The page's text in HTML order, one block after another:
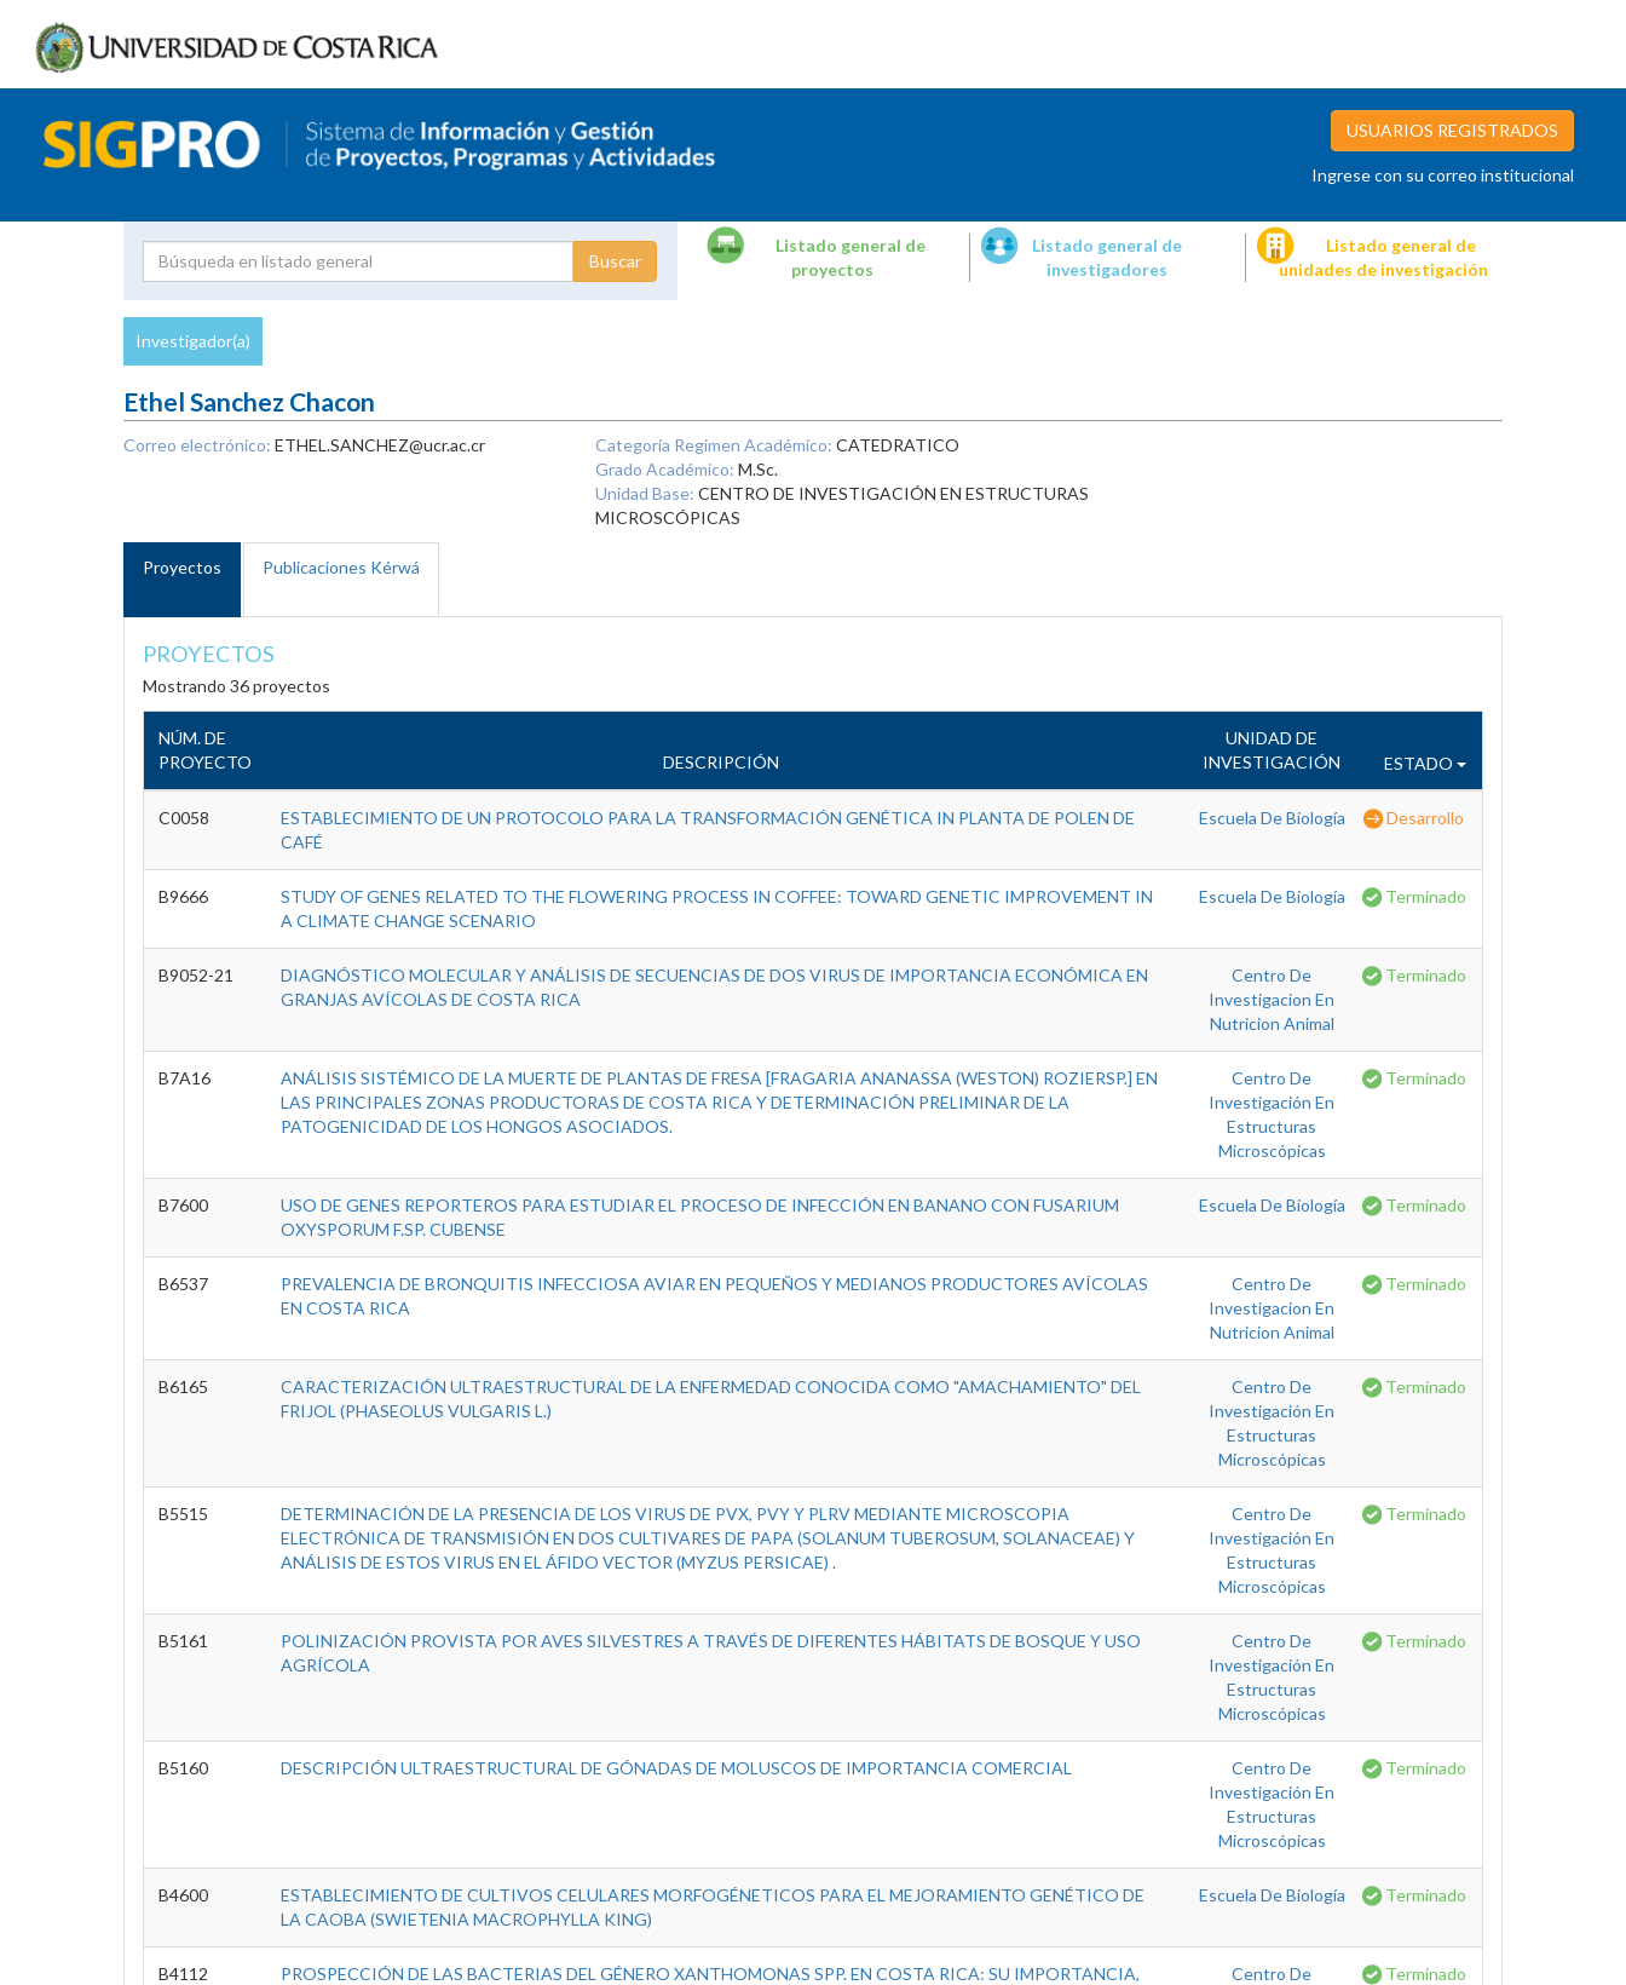
USUARIOS REGISTRADOS
Ingrese con su correo institucional
Proyecto
Listado general de
proyectos
Listado general de
investigadores
Listado general de
unidades de investigación
Investigador(a)
Ethel Sanchez Chacon
Correo electrónico: ETHEL.SANCHEZ@ucr.ac.cr Categoría Regimen Académico: CATEDRATICO
Grado Académico: M.Sc.
Unidad Base: CENTRO DE INVESTIGACIÓN EN ESTRUCTURAS
MICROSCÓPICAS
Proyectos Publicaciones Kérwá
PROYECTOS
Mostrando 36 proyectos
NÚM. DE
PROYECTO
DESCRIPCIÓN
UNIDAD DE
INVESTIGACIÓN
ESTADO
C0058
ESTABLECIMIENTO DE UN PROTOCOLO PARA LA TRANSFORMACIÓN GENÉTICA IN PLANTA DE POLEN DE
CAFÉ
Escuela De Biología Desarrollo
B9666
STUDY OF GENES RELATED TO THE FLOWERING PROCESS IN COFFEE: TOWARD GENETIC IMPROVEMENT IN
A CLIMATE CHANGE SCENARIO
Escuela De Biología Terminado
B9052-21
DIAGNÓSTICO MOLECULAR Y ANÁLISIS DE SECUENCIAS DE DOS VIRUS DE IMPORTANCIA ECONÓMICA EN
GRANJAS AVÍCOLAS DE COSTA RICA
Centro De
Investigacion En
Nutricion Animal
Terminado
B7A16
ANÁLISIS SISTÉMICO DE LA MUERTE DE PLANTAS DE FRESA [FRAGARIA ANANASSA (WESTON) ROZIERSP.] EN
LAS PRINCIPALES ZONAS PRODUCTORAS DE COSTA RICA Y DETERMINACIÓN PRELIMINAR DE LA
PATOGENICIDAD DE LOS HONGOS ASOCIADOS.
Centro De
Investigación En
Estructuras
Microscópicas
Terminado
B7600
USO DE GENES REPORTEROS PARA ESTUDIAR EL PROCESO DE INFECCIÓN EN BANANO CON FUSARIUM
OXYSPORUM F.SP. CUBENSE
Escuela De Biología Terminado
B6537
PREVALENCIA DE BRONQUITIS INFECCIOSA AVIAR EN PEQUEÑOS Y MEDIANOS PRODUCTORES AVÍCOLAS
EN COSTA RICA
Centro De
Investigacion En
Nutricion Animal
Terminado
B6165
CARACTERIZACIÓN ULTRAESTRUCTURAL DE LA ENFERMEDAD CONOCIDA COMO "AMACHAMIENTO" DEL
FRIJOL (PHASEOLUS VULGARIS L.)
Centro De
Investigación En
Estructuras
Microscópicas
Terminado
B5515
DETERMINACIÓN DE LA PRESENCIA DE LOS VIRUS DE PVX, PVY Y PLRV MEDIANTE MICROSCOPIA
ELECTRÓNICA DE TRANSMISIÓN EN DOS CULTIVARES DE PAPA (SOLANUM TUBEROSUM, SOLANACEAE) Y
ANÁLISIS DE ESTOS VIRUS EN EL ÁFIDO VECTOR (MYZUS PERSICAE) .
Centro De
Investigación En
Estructuras
Microscópicas
Terminado
B5161
POLINIZACIÓN PROVISTA POR AVES SILVESTRES A TRAVÉS DE DIFERENTES HÁBITATS DE BOSQUE Y USO
AGRÍCOLA
Centro De
Investigación En
Estructuras
Microscópicas
Terminado
B5160 DESCRIPCIÓN ULTRAESTRUCTURAL DE GÓNADAS DE MOLUSCOS DE IMPORTANCIA COMERCIAL
Centro De
Investigación En
Estructuras
Microscópicas
Terminado
B4600
ESTABLECIMIENTO DE CULTIVOS CELULARES MORFOGÉNETICOS PARA EL MEJORAMIENTO GENÉTICO DE
LA CAOBA (SWIETENIA MACROPHYLLA KING)
Escuela De Biología Terminado
B4112
PROSPECCIÓN DE LAS BACTERIAS DEL GÉNERO XANTHOMONAS SPP. EN COSTA RICA: SU IMPORTANCIA,
Centro De
Terminado